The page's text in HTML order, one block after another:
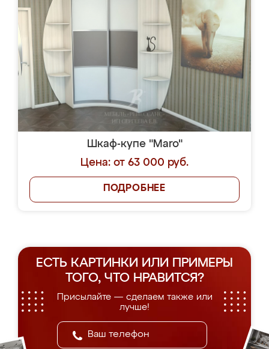
Шкаф-купе "Maro"
Цена: от 63 000 руб.
ПОДРОБНЕЕ
ЕСТЬ КАРТИНКИ ИЛИ ПРИМЕРЫ
ТОГО, ЧТО НРАВИТСЯ?
Присылайте — сделаем также или
лучше!